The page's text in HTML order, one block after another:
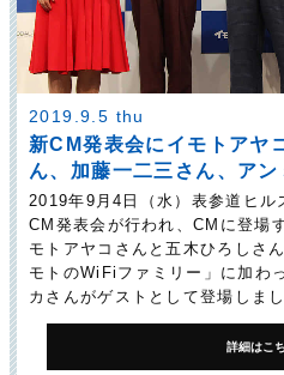
2019.9.5 thu
新CM発表会にイモトアヤ
ん、加藤一二三さん、アン
2019年9月4日（水）表参道ヒ
CM発表会が行われ、CMに登場
モトアヤコさんと五木ひろしさ
モトのWiFiファミリー」に加わ
カさんがゲストとして登場しまし
詳細はこ